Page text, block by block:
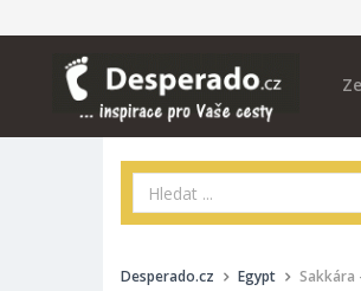
Desperado.cz Egypt Sakkára